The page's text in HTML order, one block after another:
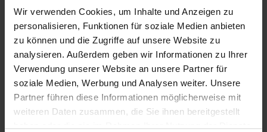
Wir verwenden Cookies, um Inhalte und Anzeigen zu
personalisieren, Funktionen für soziale Medien anbieten
zu können und die Zugriffe auf unsere Website zu
analysieren. Außerdem geben wir Informationen zu Ihrer
Verwendung unserer Website an unsere Partner für
soziale Medien, Werbung und Analysen weiter. Unsere
Partner führen diese Informationen möglicherweise mit
weiteren Daten zusammen, die Sie ihnen bereitgestellt
277 Wuxal Top P
Verfügbar
Lieferung voraussichtlich ab Dienstag, 18.
August 2026
4,63 € / l
2.778,00 €pro 600 l
Container